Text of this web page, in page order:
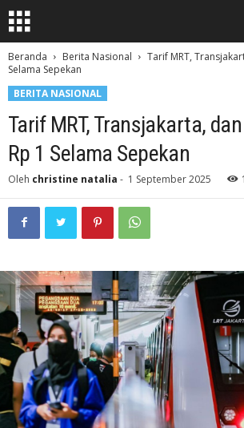
Beranda Berita Nasional
Tarif MRT,
Selama Sepekan
BERITA NASIONAL
Tarif MRT, Transjakarta,
Rp 1 Selama Sepekan
Oleh christine natalia - 1 September 2025